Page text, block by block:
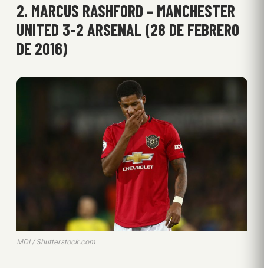
2. MARCUS RASHFORD – MANCHESTER
UNITED 3-2 ARSENAL (28 DE FEBRERO
DE 2016)
MDI / Shutterstock.com